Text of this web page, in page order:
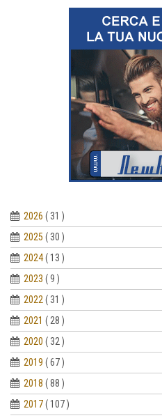
2026 ( 31 )
2025 ( 30 )
2024( 13 )
2023 ( 9 )
2022 ( 31 )
2021 ( 28 )
2020 ( 32 )
2019 ( 67 )
2018 ( 88 )
2017( 107 )